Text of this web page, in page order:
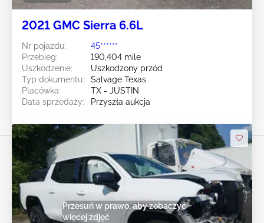
2021 GMC Sierra 6.6L
Nr pojazdu:
45******
Przebieg:
190,404 mile
Uszkodzenie:
Uszkodzony przód
Typ dokumentu:
Salvage Texas
Placówka:
TX - JUSTIN
Data sprzedaży:
Przyszła aukcja
Przesuń w prawo, aby zobaczyć
więcej zdjęć